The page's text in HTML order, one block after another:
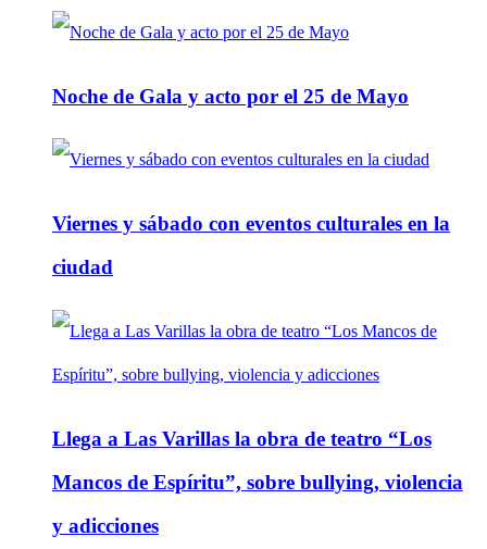
Noche de Gala y acto por el 25 de Mayo
Viernes y sábado con eventos culturales en la
ciudad
Llega a Las Varillas la obra de teatro “Los
Mancos de Espíritu”, sobre bullying, violencia
y adicciones